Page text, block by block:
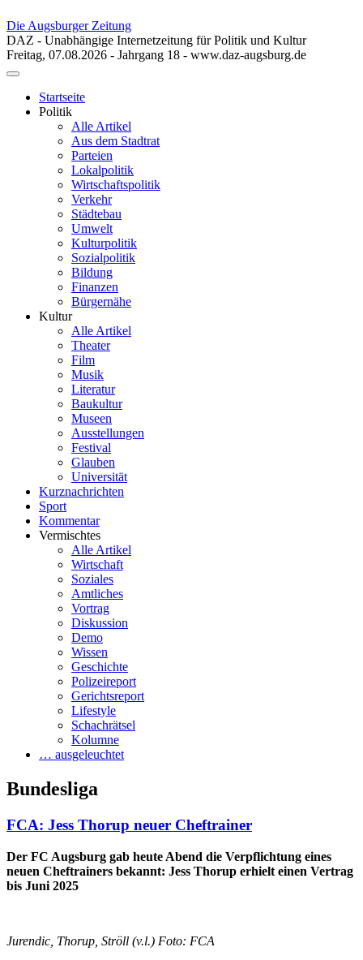
Die Augsburger Zeitung
DAZ - Unabhängige Internetzeitung für Politik und Kultur
Freitag, 07.08.2026 - Jahrgang 18 - www.daz-augsburg.de
Toggle
navigationStartseite
Politik
Alle Artikel
Aus dem Stadtrat
Parteien
Lokalpolitik
Wirtschaftspolitik
Verkehr
Städtebau
Umwelt
Kulturpolitik
Sozialpolitik
Bildung
Finanzen
Bürgernähe
Kultur
Alle Artikel
Theater
Film
Musik
Literatur
Baukultur
Museen
Ausstellungen
Festival
Glauben
Universität
Kurznachrichten
Sport
Kommentar
Vermischtes
Alle Artikel
Wirtschaft
Soziales
Amtliches
Vortrag
Diskussion
Demo
Wissen
Geschichte
Polizeireport
Gerichtsreport
Lifestyle
Schachrätsel
Kolumne
… ausgeleuchtet
Bundesliga
FCA: Jess Thorup neuer Cheftrainer
Der FC Augsburg gab heute Abend die Verpflichtung eines
neuen Cheftrainers bekannt: Jess Thorup erhielt einen Vertrag
bis Juni 2025
Jurendic, Thorup, Ströll (v.l.) Foto: FCA